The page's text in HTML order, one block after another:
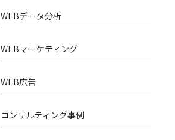
WEBデータ分析
WEBマーケティング
WEB広告
コンサルティング事例